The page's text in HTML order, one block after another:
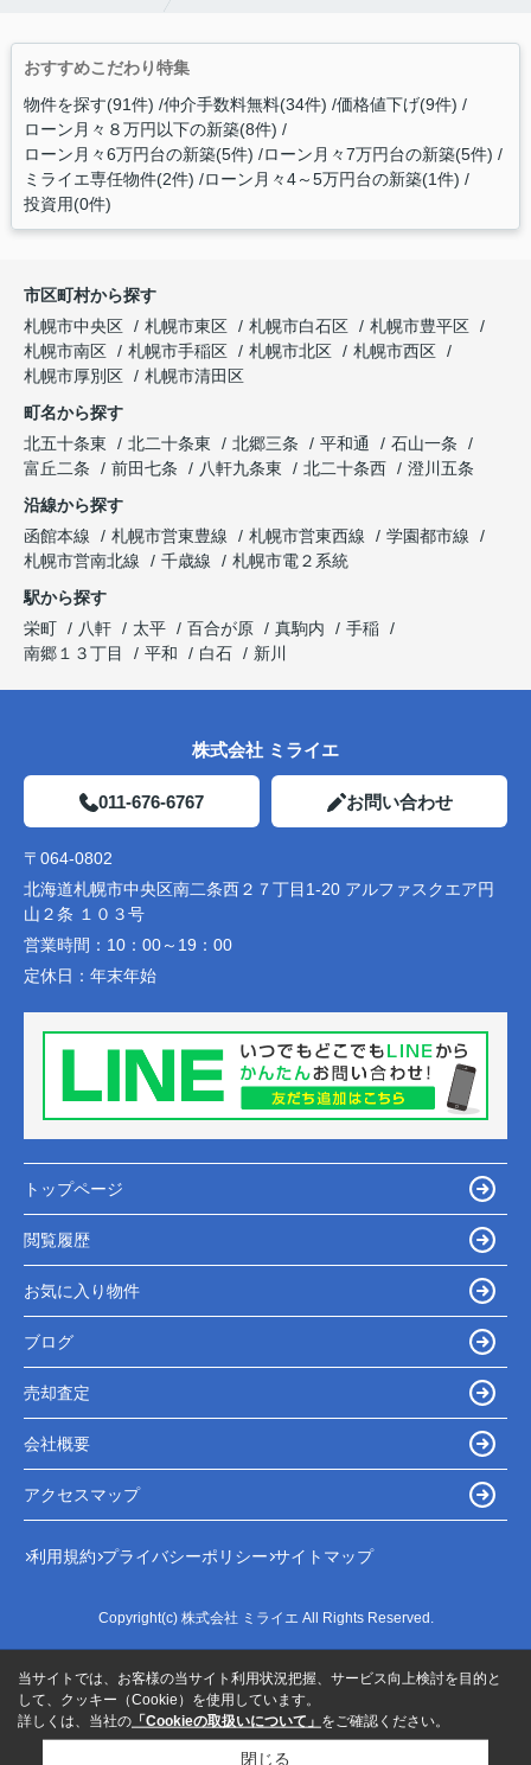
おすすめこだわり特集
物件を探す(91件) 仲介手数料無料(34件) 価格値下げ(9件)
ローン月々８万円以下の新築(8件)
ローン月々6万円台の新築(5件) ローン月々7万円台の新築(5件)
ミライエ専任物件(2件) ローン月々4～5万円台の新築(1件)
投資用(0件)
市区町村から探す
札幌市中央区
札幌市東区 札幌市白石区
札幌市豊平区
札幌市南区
札幌市手稲区 札幌市北区
札幌市西区
札幌市厚別区
札幌市清田区
町名から探す
北五十条東
北二十条東 北郷三条 平和通
石山一条
富丘二条
前田七条 八軒九条東 北二十条西
澄川五条
沿線から探す
函館本線
札幌市営東豊線 札幌市営東西線
学園都市線
札幌市営南北線
千歳線
札幌市電２系統
駅から探す
栄町
八軒 太平 百合が原 真駒内
手稲
南郷１３丁目
平和 白石 新川
株式会社 ミライエ
011-676-6767 お問い合わせ
〒064-0802
北海道札幌市中央区南二条西２７丁目1-20 アルファスクエア円
山２条 １０３号
営業時間： 10：00～19：00
定休日： 年末年始
トップページ
閲覧履歴
お気に入り物件
ブログ
売却査定
会社概要
アクセスマップ
利用規約 プライバシーポリシー サイトマップ
Copyright(c) 株式会社 ミライエ All Rights Reserved.
当サイトでは、お客様の当サイト利用状況把握、サービス向上検討を目的と
して、クッキー（Cookie）を使用しています。
詳しくは、当社の 「Cookieの取扱いについて」 をご確認ください。
閉じる